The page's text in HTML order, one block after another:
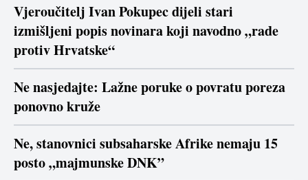
Vjeroučitelj Ivan Pokupec dijeli stari
izmišljeni popis novinara koji navodno „rade
protiv Hrvatske“
Ne nasjedajte: Lažne poruke o povratu poreza
ponovno kruže
Ne, stanovnici subsaharske Afrike nemaju 15
posto „majmunske DNK”